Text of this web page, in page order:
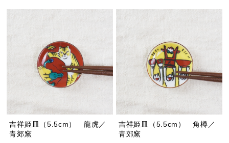
吉祥姫皿（5.5cm） 龍虎／
青郊窯
吉祥姫皿（5.5cm） 角樽／
青郊窯